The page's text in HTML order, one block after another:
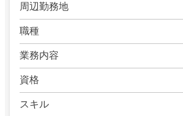
周辺勤務地
職種
業務内容
資格
スキル